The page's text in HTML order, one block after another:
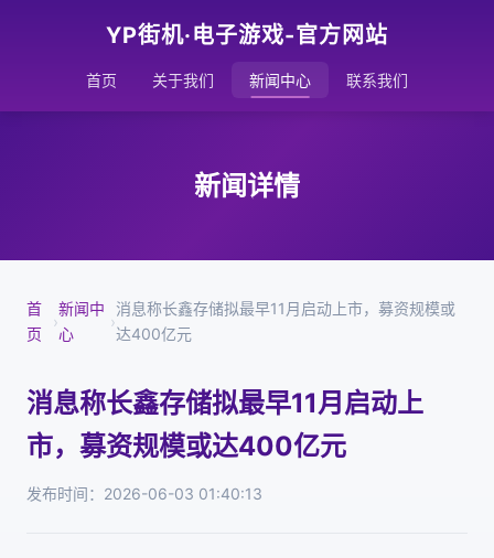
YP街机·电子游戏-官方网站
首页 关于我们 新闻中心 联系我们
新闻详情
首
页
›
新闻中
心
›
消息称长鑫存储拟最早11月启动上市，募资规模或
达400亿元
消息称长鑫存储拟最早11月启动上
市，募资规模或达400亿元
发布时间：2026-06-03 01:40:13